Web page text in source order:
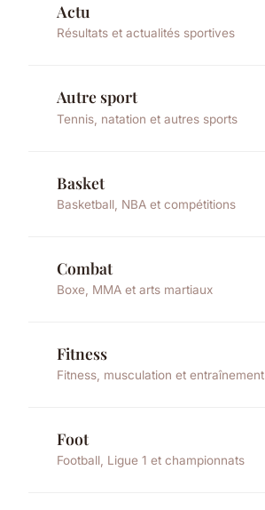
Actu
Résultats et actualités sportives
Autre sport
Tennis, natation et autres sports
Basket
Basketball, NBA et compétitions
Combat
Boxe, MMA et arts martiaux
Fitness
Fitness, musculation et entraînement
Foot
Football, Ligue 1 et championnats